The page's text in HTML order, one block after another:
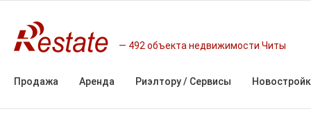
492 объекта недвижимости Читы
Продажа Аренда Риэлтору / Сервисы